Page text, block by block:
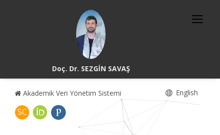
Doç. Dr. SEZGİN SAVAŞ
Akademik Veri Yönetim Sistemi English